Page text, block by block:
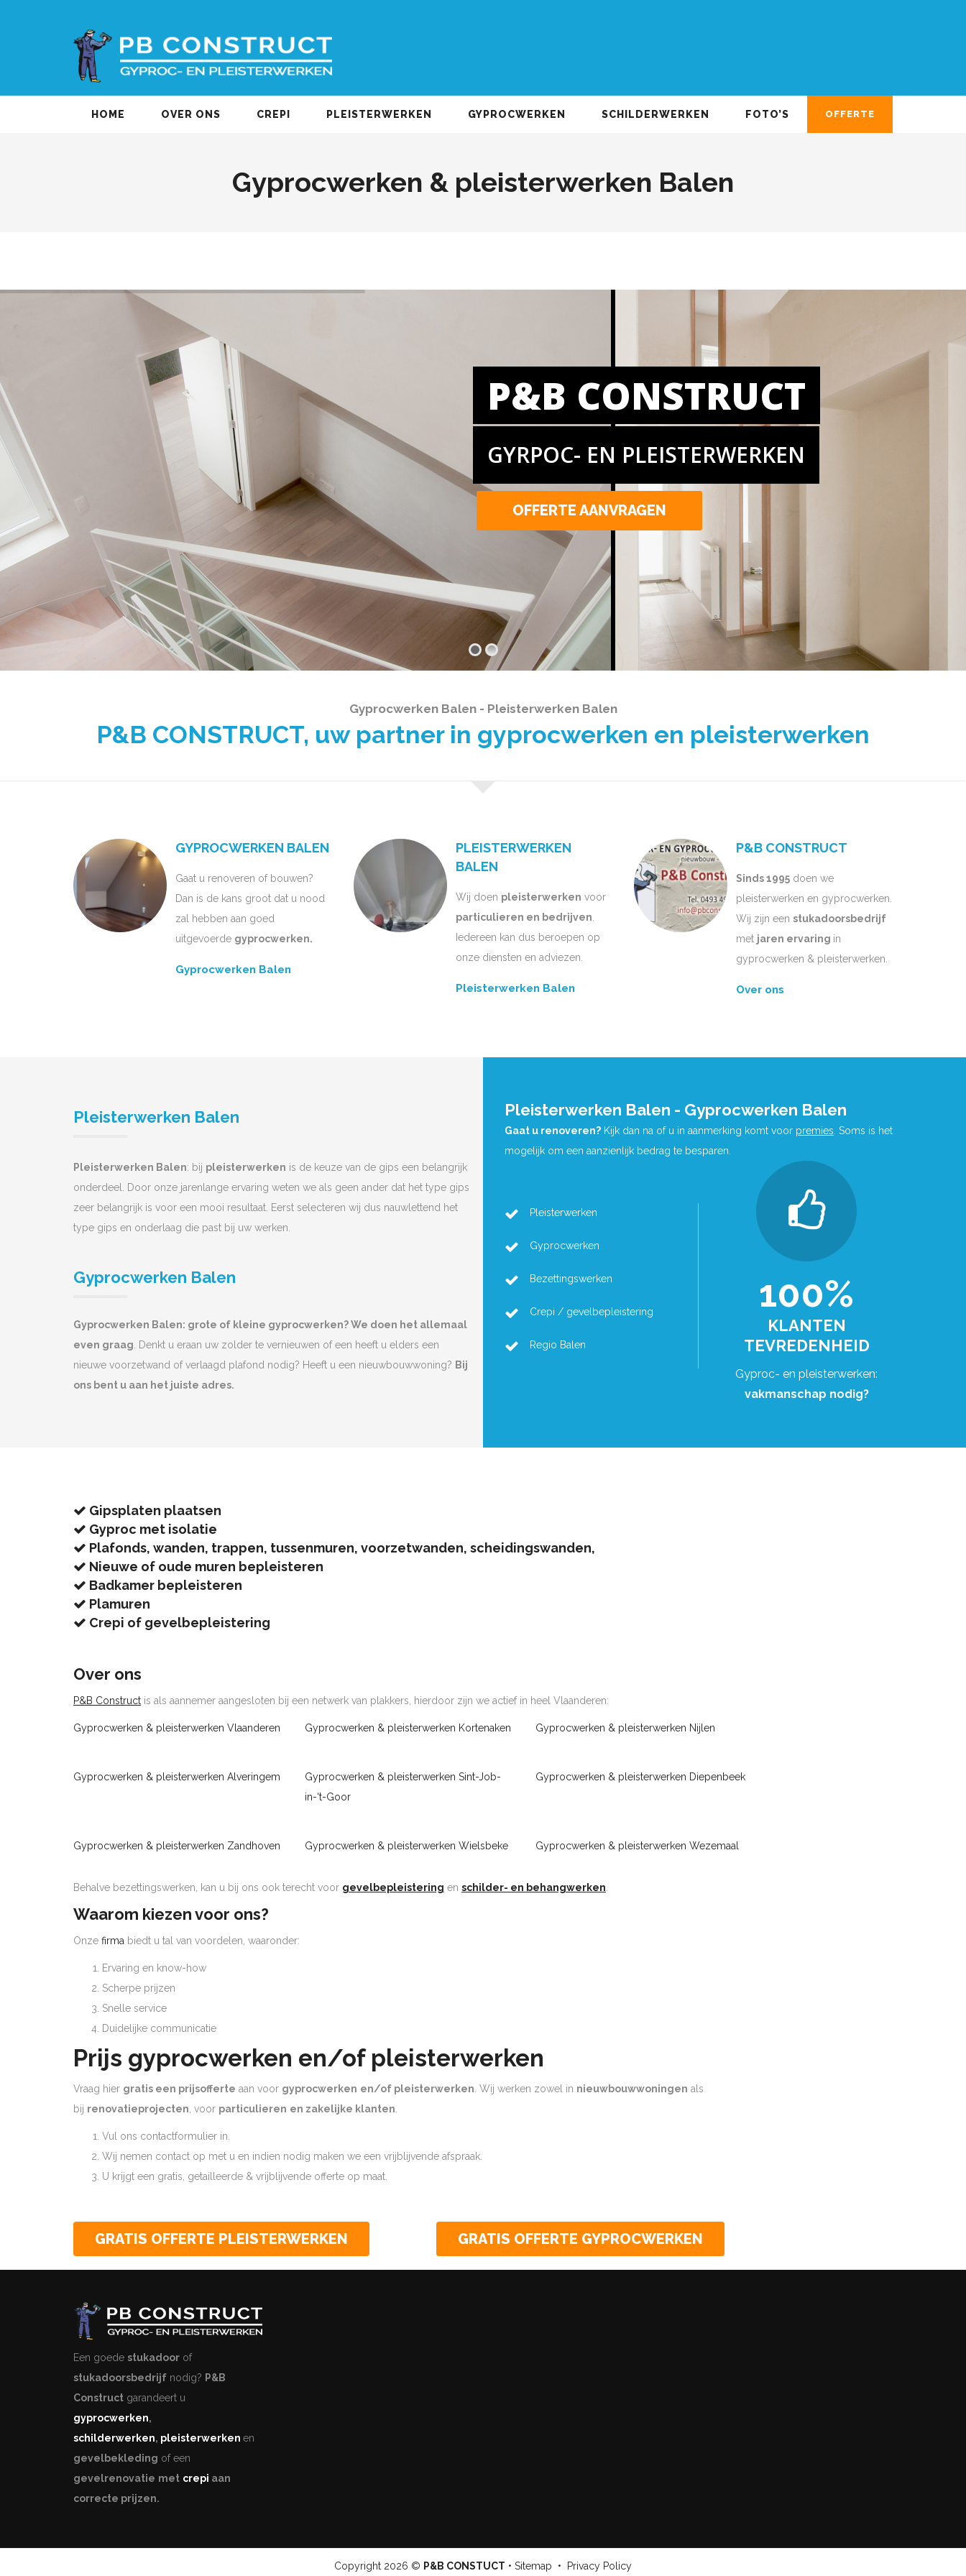
HOME OVER ONS CREPI PLEISTERWERKEN GYPROCWERKEN SCHILDERWERKEN FOTO’S OFFERTE
Gyprocwerken & pleisterwerken Balen
P&B CONSTRUCT
GYRPOC- EN PLEISTERWERKEN
OFFERTE AANVRAGEN
Gyprocwerken Balen - Pleisterwerken Balen
P&B CONSTRUCT, uw partner in gyprocwerken en pleisterwerken
GYPROCWERKEN BALEN
Gaat u renoveren of bouwen?
Dan is de kans groot dat u nood
zal hebben aan goed
uitgevoerde gyprocwerken.
Gyprocwerken Balen
PLEISTERWERKEN
BALEN
Wij doen pleisterwerken voor
particulieren en bedrijven
Iedereen kan dus beroepen op
onze diensten en adviezen.
Pleisterwerken Balen
P&B CONSTRUCT
Sinds 1995 doen we
pleisterwerken en gyprocwerken.
Wij zijn een stukadoorsbedrijf
met jaren ervaring in
gyprocwerken & pleisterwerken.
Over ons
Pleisterwerken Balen
Pleisterwerken Balen: bij pleisterwerken is de keuze van de gips een belangrijk
onderdeel. Door onze jarenlange ervaring weten we als geen ander dat het type gips
zeer belangrijk is voor een mooi resultaat. Eerst selecteren wij dus nauwlettend het
type gips en onderlaag die past bij uw werken.
Gyprocwerken Balen
Gyprocwerken Balen: grote of kleine gyprocwerken? We doen het allemaal
even graag . Denkt u eraan uw zolder te vernieuwen of een heeft u elders een
nieuwe voorzetwand of verlaagd plafond nodig? Heeft u een nieuwbouwwoning? Bij
ons bent u aan het juiste adres.
Pleisterwerken Balen - Gyprocwerken Balen
Gaat u renoveren? Kijk dan na of u in aanmerking komt voor premies . Soms is het
mogelijk om een aanzienlijk bedrag te besparen.
Pleisterwerken
Gyprocwerken
Bezettingswerken
Crepi / gevelbepleistering
Regio Balen
100%
KLANTEN
TEVREDENHEID
Gyproc- en pleisterwerken:
vakmanschap nodig?
Gipsplaten plaatsen
Gyproc met isolatie
Plafonds, wanden, trappen, tussenmuren, voorzetwanden, scheidingswanden,
Nieuwe of oude muren bepleisteren
Badkamer bepleisteren
Plamuren
Crepi of gevelbepleistering
Over ons
P&B Construct is als aannemer aangesloten bij een netwerk van plakkers, hierdoor zijn we actief in heel Vlaanderen:
Gyprocwerken & pleisterwerken Vlaanderen Gyprocwerken & pleisterwerken Kortenaken Gyprocwerken & pleisterwerken Nijlen
Gyprocwerken & pleisterwerken Alveringem
Gyprocwerken & pleisterwerken Sint-Job-
in-‘t-Goor
Gyprocwerken & pleisterwerken Diepenbeek
Gyprocwerken & pleisterwerken Zandhoven Gyprocwerken & pleisterwerken Wielsbeke Gyprocwerken & pleisterwerken Wezemaal
Behalve bezettingswerken, kan u bij ons ook terecht voor gevelbepleistering en schilder- en behangwerken
Waarom kiezen voor ons?
Onze firma biedt u tal van voordelen, waaronder:
Ervaring en know-how
Scherpe prijzen
Snelle service
Duidelijke communicatie
Prijs gyprocwerken en/of pleisterwerken
Vraag hier gratis een prijsofferte aan voor gyprocwerken en/of pleisterwerken . Wij werken zowel in nieuwbouwwoningen als
bij renovatieprojecten , voor particulieren en zakelijke klanten
Vul ons contactformulier in.
Wij nemen contact op met u en indien nodig maken we een vrijblijvende afspraak.
U krijgt een gratis, getailleerde & vrijblijvende offerte op maat.
GRATIS OFFERTE PLEISTERWERKEN GRATIS OFFERTE GYPROCWERKEN
Een goede stukadoor of
stukadoorsbedrijf nodig? P&B
Construct garandeert u
gyprocwerken,
schilderwerken, pleisterwerken en
gevelbekleding of een
gevelrenovatie met crepi aan
correcte prijzen.
Copyright 2026 © P&B CONSTUCT • Sitemap • Privacy Policy